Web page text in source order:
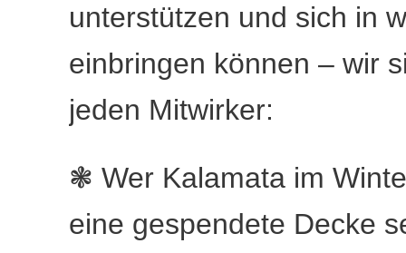
unterstützen und sich in
einbringen können – wir
jeden Mitwirker:
❃ Wer Kalamata im
eine gespendete Decke